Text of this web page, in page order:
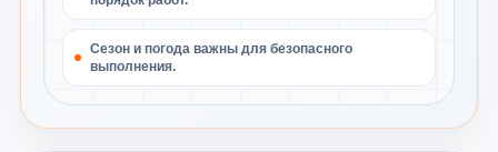
Сезон и погода важны для безопасного
выполнения.